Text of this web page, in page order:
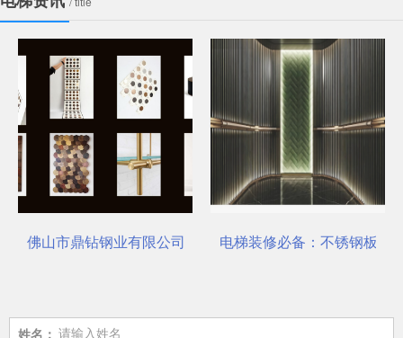
对了吗？
佛山市鼎钻钢业有限公司，一站式选材中心 | 电梯装饰
电梯装修必备：不锈钢板安
姓名：